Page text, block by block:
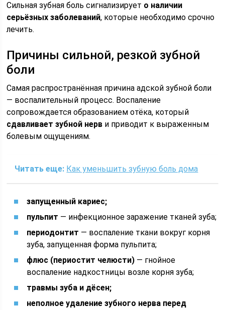
Сильная зубная боль сигнализирует о наличии
серьёзных заболеваний, которые необходимо срочно
лечить.
Причины сильной, резкой зубной
боли
Самая распространённая причина адской зубной боли
— воспалительный процесс. Воспаление
сопровождается образованием отёка, который
сдавливает зубной нерв и приводит к выраженным
болевым ощущениям.
Читать еще: Как уменьшить зубную боль дома
запущенный кариес;
пульпит — инфекционное заражение тканей зуба;
периодонтит — воспаление ткани вокруг корня
зуба, запущенная форма пульпита;
флюс (периостит челюсти) — гнойное
воспаление надкостницы возле корня зуба;
травмы зуба и дёсен;
неполное удаление зубного нерва перед